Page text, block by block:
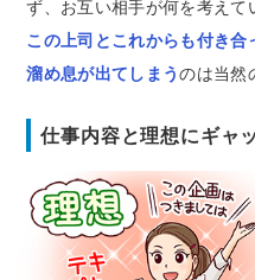
ず、お互い相手が何を考えて
この上司とこれからも付き
溜め息が出てしまうのは当然
仕事内容と理想にギャ